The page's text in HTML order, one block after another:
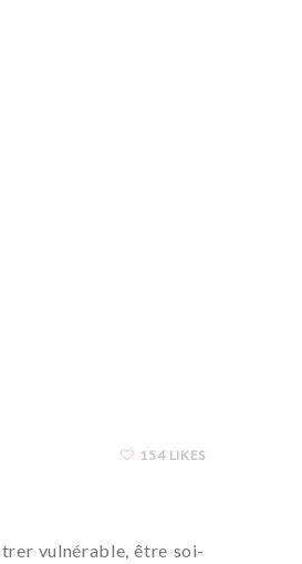
154 LIKES
vulnérable, être soi-